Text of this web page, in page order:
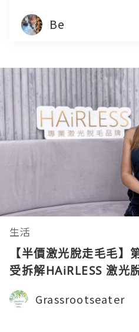
Be
生活
【半價激光脫走毛毛
受拆解HAiRLESS 激光
Grassrootseater